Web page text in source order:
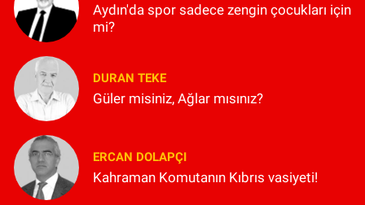
Aydın'da spor sadece zengin çocukları için
mi?
DURAN TEKE
Güler misiniz, Ağlar mısınız?
ERCAN DOLAPÇI
Kahraman Komutanın Kıbrıs vasiyeti!